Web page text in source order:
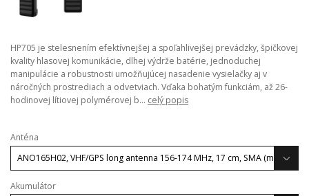
HP705 je stelesnením efektívnejšej a spoľahlivejšej prevádzky, špičkovej
kvality hlasovej komunikácie, dlhej výdrže batérie, jednoduchej
manipulácie a robustnosti umožňujúcej nasadenie vysielačky aj v
náročných prostrediach a odvetviach. Vďaka bohatým funkciám, až 26-
hodinovej lítiovej polymérovej b... celý popis
Anténa
Akumulátor